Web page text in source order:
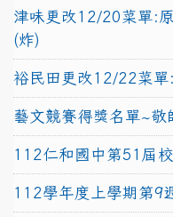
津味更改12/20菜單:
(炸)
裕民田更改12/22菜單
藝文競賽得獎名單~敬
112仁和國中第51屆
112學年度上學期第